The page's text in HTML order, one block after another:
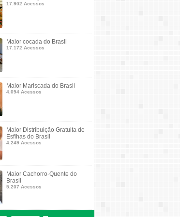
17.902 Acessos
Maior cocada do Brasil
17.172 Acessos
Maior Mariscada do Brasil
4.094 Acessos
Maior Distribuição Gratuita de
Esfihas do Brasil
4.249 Acessos
Maior Cachorro-Quente do
Brasil
5.207 Acessos